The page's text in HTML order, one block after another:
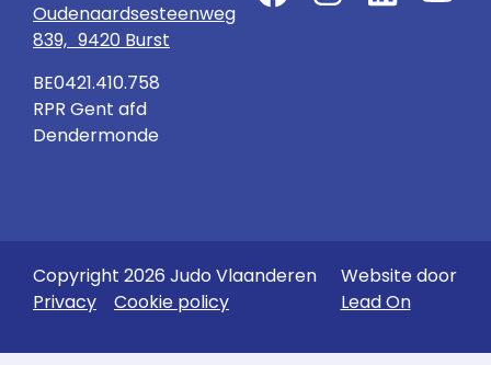
Oudenaardsesteenweg
839, 9420 Burst
BE0421.410.758
RPR Gent afd
Dendermonde
Copyright 2026 Judo Vlaanderen
Privacy
Cookie policy
Website door
Lead On